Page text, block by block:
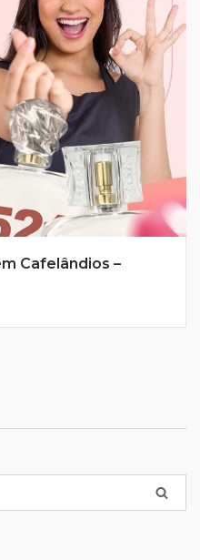
Cafelândios –